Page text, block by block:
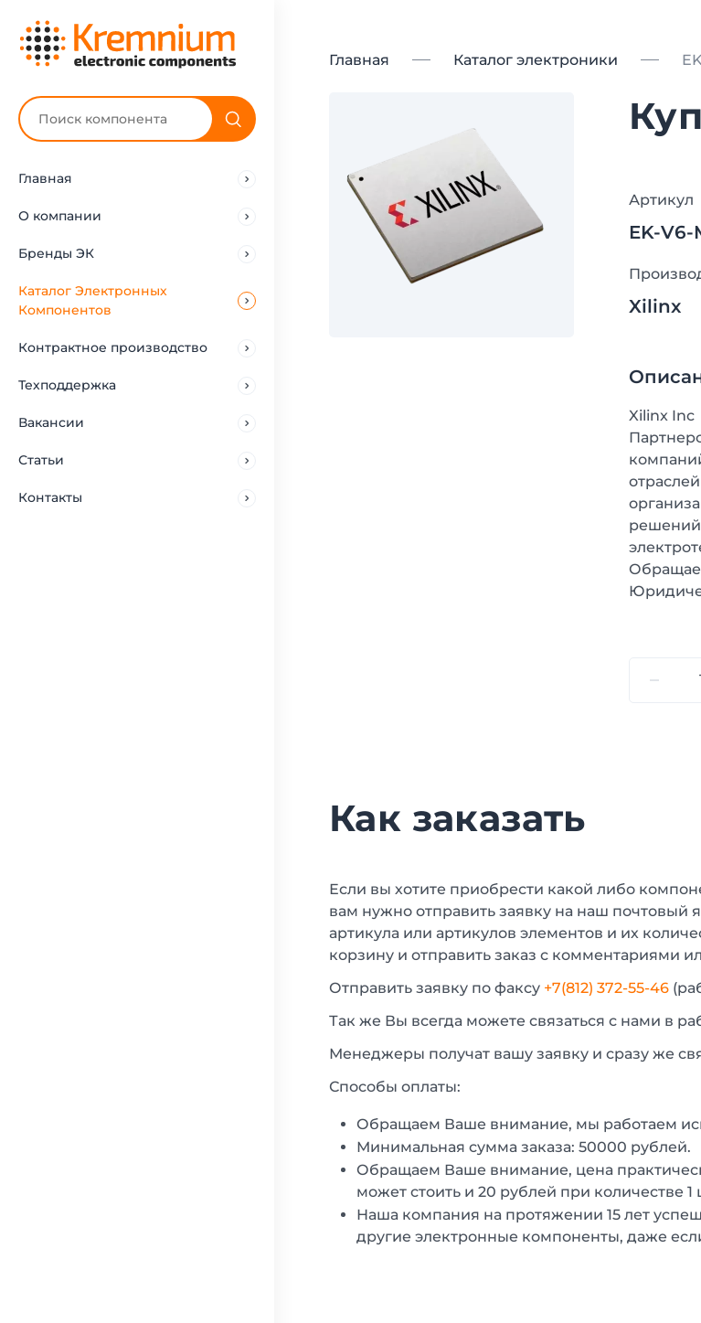
Главная
О компании
Бренды ЭК
Каталог Электронных
Компонентов
Контрактное производство
Техподдержка
Вакансии
Статьи
Контакты
Главная Каталог электроники
Артикул
EK-V6-
Xilinx
Xilinx Inc
решений
Как заказать
Если вы хотите приобрести какой либо
вам нужно отправить заявку на наш почтовый
артикула или артикулов элементов и их
корзину и отправить заказ с комментариями
Отправить заявку по факсу +7(812) 372-55-46
Так же Вы всегда можете связаться с нами в
Менеджеры получат вашу заявку и сразу же
Способы оплаты:
Обращаем Ваше внимание, мы работаем
Минимальная сумма заказа: 50000 рублей.
Обращаем Ваше внимание, цена
может стоить и 20 рублей при количестве
Наша компания на протяжении 15 лет
другие электронные компоненты, даже